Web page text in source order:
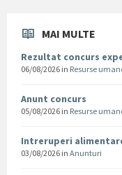
MAI MULTE
Rezultat concurs
06/08/2026 in Resurse
Anunt concurs
05/08/2026 in Resurse
Intreruperi
03/08/2026 in Anunturi